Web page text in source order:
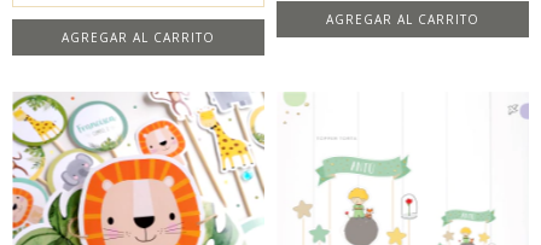
AGREGAR AL CARRITO